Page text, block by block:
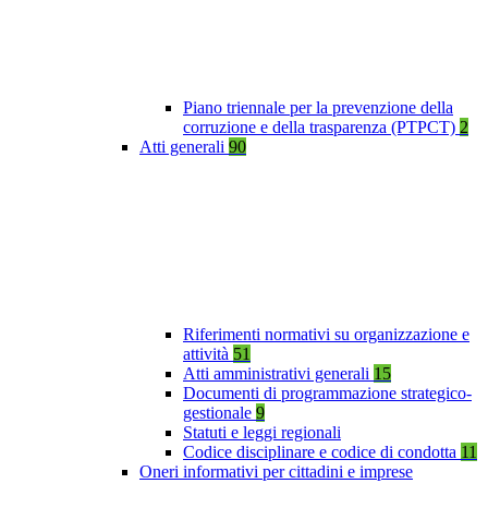
Piano triennale per la prevenzione della
corruzione e della trasparenza (PTPCT) 2
Atti generali 90
Riferimenti normativi su organizzazione e
attività 51
Atti amministrativi generali 15
Documenti di programmazione strategico-
gestionale 9
Statuti e leggi regionali
Codice disciplinare e codice di condotta 11
Oneri informativi per cittadini e imprese